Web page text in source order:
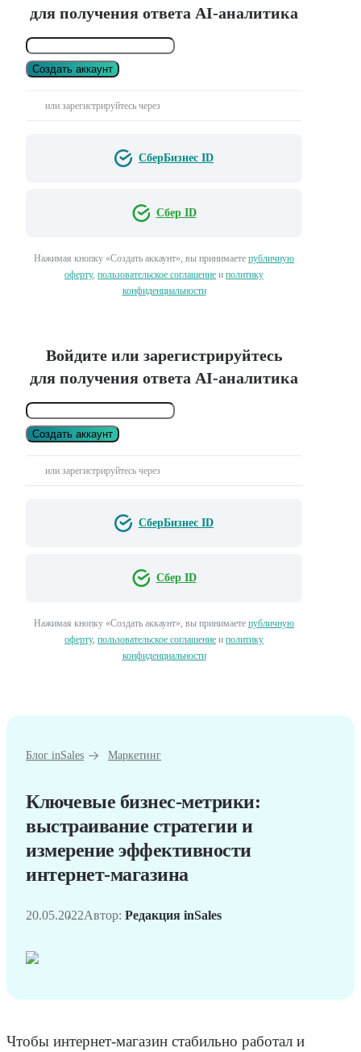
для получения ответа AI-аналитика
Создать аккаунт
или зарегистрируйтесь через
СберБизнес ID
Сбер ID
Нажимая кнопку «Создать аккаунт», вы принимаете публичную
оферту, пользовательское соглашение и политику
конфиденциальности
Войдите или зарегистрируйтесь
для получения ответа AI-аналитика
Создать аккаунт
или зарегистрируйтесь через
СберБизнес ID
Сбер ID
Нажимая кнопку «Создать аккаунт», вы принимаете публичную
оферту, пользовательское соглашение и политику
конфиденциальности
Блог inSales Маркетинг
Ключевые бизнес-метрики:
выстраивание стратегии и
измерение эффективности
интернет-магазина
20.05.2022Автор: Редакция inSales
Чтобы интернет-магазин стабильно работал и